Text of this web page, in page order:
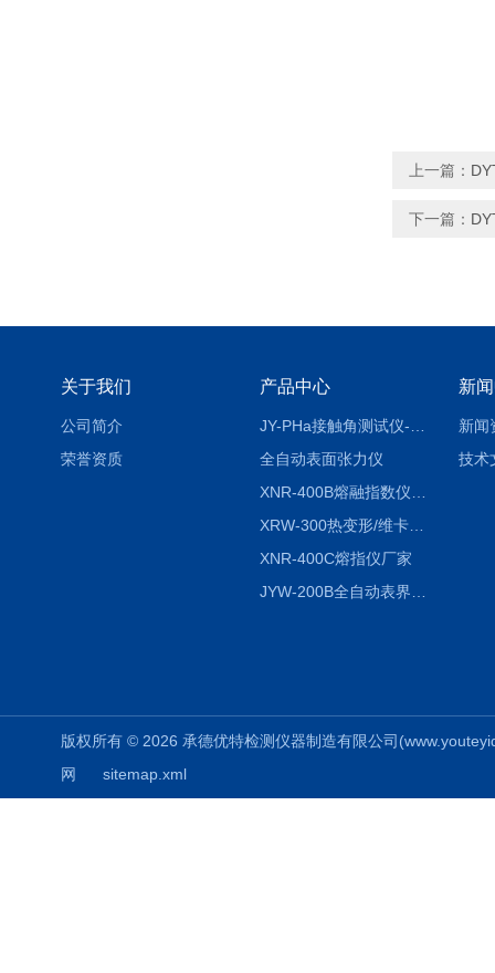
上一篇：
下一篇：
关于我们
公司简介
荣誉资质
产品中心
全自动表面张力仪
XRW-300热变形/维卡软化点温度测定仪
XNR-400C熔指仪厂家
新
新闻
技术
版权所有 © 2026 承德优特检测仪器制造有限公司
网
sitemap.xml